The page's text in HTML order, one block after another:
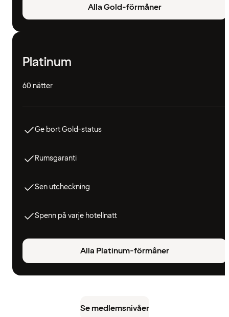
Alla Gold-förmåner
Platinum
60 nätter
Ge bort Gold-status
Rumsgaranti
Sen utcheckning
Spenn på varje hotellnatt
Alla Platinum-förmåner
Se medlemsnivåer